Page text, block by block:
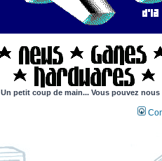
Un petit coup de main... Vous pouvez